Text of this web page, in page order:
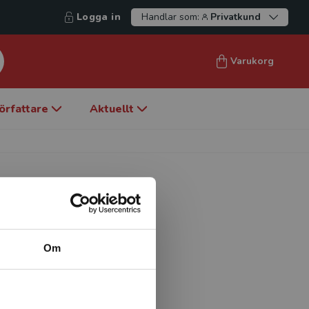
Om
Logga in Handlar som: Privatkund
Varukorg
Aktuellt